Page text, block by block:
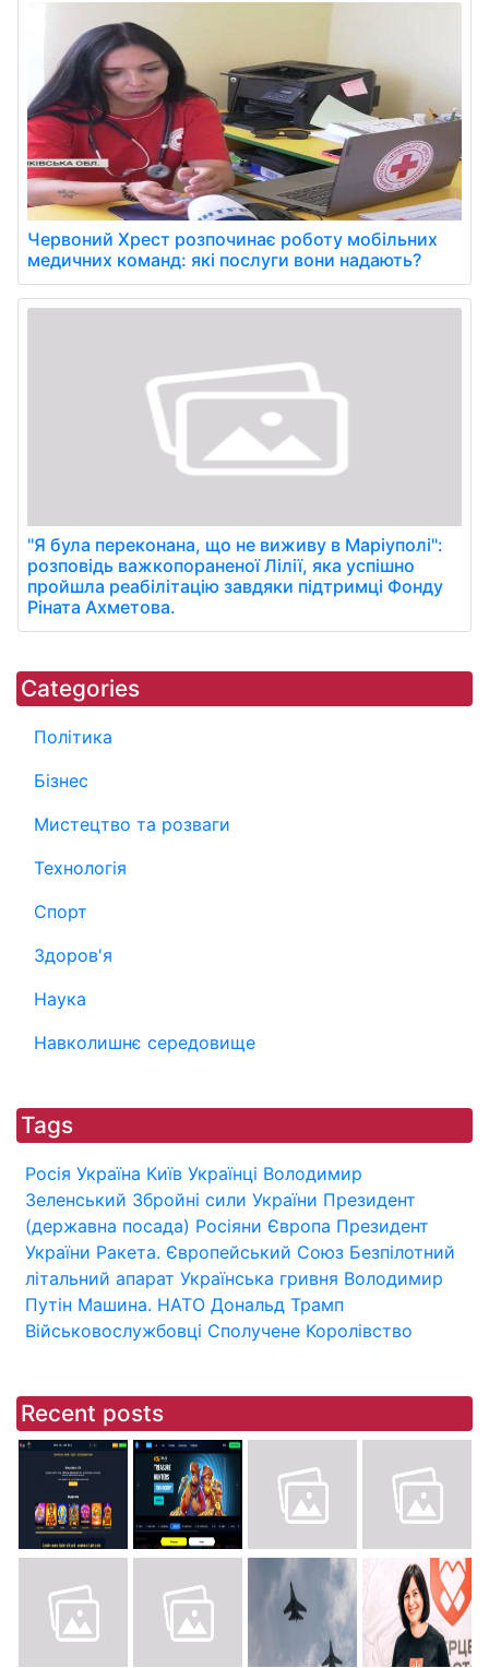
Червоний Хрест розпочинає роботу мобільних
медичних команд: які послуги вони надають?
"Я була переконана, що не виживу в Маріуполі":
розповідь важкопораненої Лілії, яка успішно
пройшла реабілітацію завдяки підтримці Фонду
Ріната Ахметова.
Categories
Політика
Бізнес
Мистецтво та розваги
Технологія
Спорт
Здоров'я
Наука
Навколишнє середовище
Tags
Росія Україна Київ Українці Володимир
Зеленський Збройні сили України Президент
(державна посада) Росіяни Європа Президент
України Ракета. Європейський Союз Безпілотний
літальний апарат Українська гривня Володимир
Путін Машина. НАТО Дональд Трамп
Військовослужбовці Сполучене Королівство
Recent posts